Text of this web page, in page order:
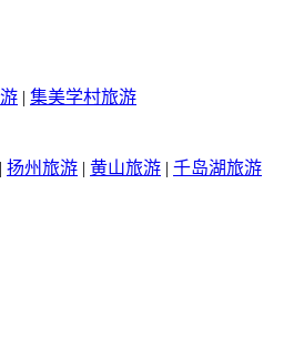
| 集美学村旅游
| 扬州旅游 | 黄山旅游 | 千岛湖旅游